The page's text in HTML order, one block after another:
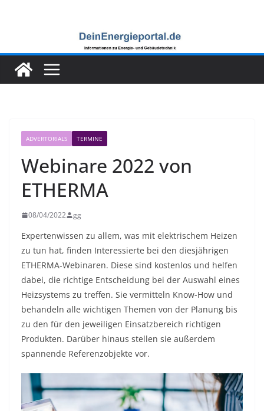
ADVERTORIALS TERMINE
Webinare 2022 von
ETHERMA
08/04/2022 gg
Expertenwissen zu allem, was mit elektrischem Heizen
zu tun hat, finden Interessierte bei den diesjährigen
ETHERMA-Webinaren. Diese sind kostenlos und helfen
dabei, die richtige Entscheidung bei der Auswahl eines
Heizsystems zu treffen. Sie vermitteln Know-How und
behandeln alle wichtigen Themen von der Planung bis
zu den für den jeweiligen Einsatzbereich richtigen
Produkten. Darüber hinaus stellen sie außerdem
spannende Referenzobjekte vor.